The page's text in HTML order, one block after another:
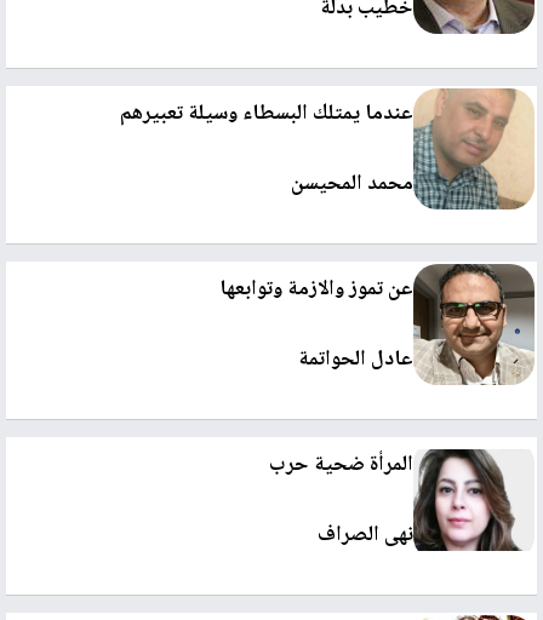
خطيب بدلة
عندما يمتلك البسطاء وسيلة تعبيرهم
محمد المحيسن
عن تموز والازمة وتوابعها
عادل الحواتمة
المرأة ضحية حرب
نهى الصراف